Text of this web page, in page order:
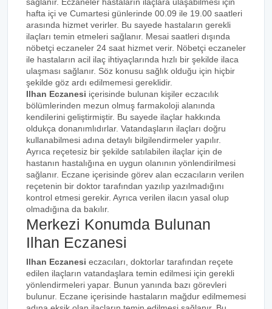
hafta içi ve Cumartesi günlerinde 00.09 ile 19.00 saatleri
arasında hizmet verirler. Bu sayede hastaların gerekli
ilaçları temin etmeleri sağlanır. Mesai saatleri dışında
nöbetçi eczaneler 24 saat hizmet verir. Nöbetçi eczaneler
ile hastaların acil ilaç ihtiyaçlarında hızlı bir şekilde ilaca
ulaşması sağlanır. Söz konusu sağlık olduğu için hiçbir
şekilde göz ardı edilmemesi gereklidir.
Ilhan Eczanesi içerisinde bulunan kişiler eczacılık
bölümlerinden mezun olmuş farmakoloji alanında
kendilerini geliştirmiştir. Bu sayede ilaçlar hakkında
oldukça donanımlıdırlar. Vatandaşların ilaçları doğru
kullanabilmesi adına detaylı bilgilendirmeler yapılır.
Ayrıca reçetesiz bir şekilde satılabilen ilaçlar için de
hastanın hastalığına en uygun olanının yönlendirilmesi
sağlanır. Eczane içerisinde görev alan eczacıların verilen
reçetenin bir doktor tarafından yazılıp yazılmadığını
kontrol etmesi gerekir. Ayrıca verilen ilacın yasal olup
olmadığına da bakılır.
Merkezi Konumda Bulunan
Ilhan Eczanesi
Ilhan Eczanesi eczacıları, doktorlar tarafından reçete
edilen ilaçların vatandaşlara temin edilmesi için gerekli
yönlendirmeleri yapar. Bunun yanında bazı görevleri
bulunur. Eczane içerisinde hastaların mağdur edilmemesi